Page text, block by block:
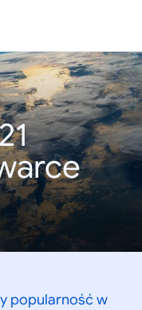
popularność w